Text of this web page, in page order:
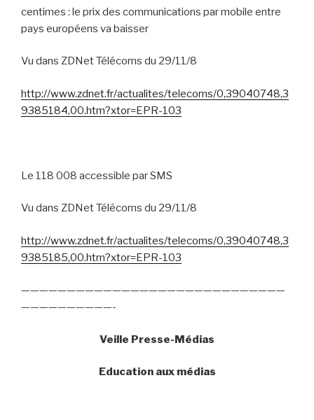
centimes : le prix des communications par mobile entre
pays européens va baisser
Vu dans ZDNet Télécoms du 29/11/8
http://www.zdnet.fr/actualites/telecoms/0,39040748,3
9385184,00.htm?xtor=EPR-103
Le 118 008 accessible par SMS
Vu dans ZDNet Télécoms du 29/11/8
http://www.zdnet.fr/actualites/telecoms/0,39040748,3
9385185,00.htm?xtor=EPR-103
—————————————————————————————
——————————-
Veille Presse-Médias
Education aux médias